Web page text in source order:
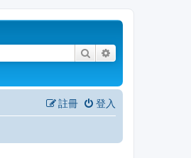
搜尋
登入
註冊